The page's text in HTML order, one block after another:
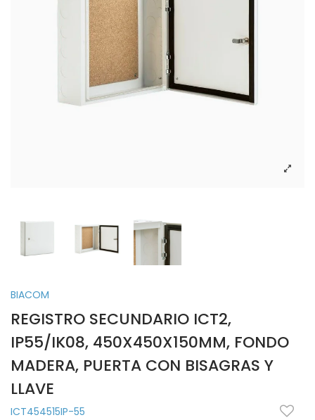
BIACOM
REGISTRO SECUNDARIO ICT2,
IP55/IK08, 450X450X150MM, FONDO
MADERA, PUERTA CON BISAGRAS Y
LLAVE
ICT454515IP-55